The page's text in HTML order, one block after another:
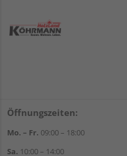
Öffnungszeiten:
Mo. – Fr. 09:00 – 18:00
Sa. 10:00 – 14:00